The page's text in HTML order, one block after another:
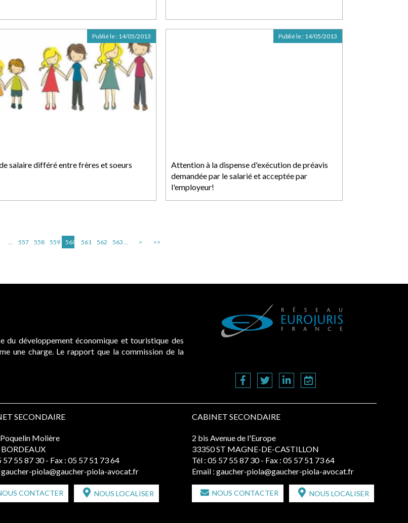
salaire différé entre frères et soeurs
Publié le : 14/05/2013
Attention à la dispense d'exécution de préavis
demandée par le salarié et acceptée par
l'employeur!
Publié le : 14/05/2013
... 557 558 559 560 561 562 563... > >>
du développement économique et touristique des
une charge. Le rapport que la commission de la
SECONDAIRE
Molière
57 55 87 30 - Fax : 05 57 51 73 64
gaucher-piola@gaucher-piola-avocat.fr
CONTACTER NOUS LOCALISER
CABINET SECONDAIRE
2 bis Avenue de l'Europe
33350 ST MAGNE-DE-CASTILLON
Tél : 05 57 55 87 30 - Fax : 05 57 51 73 64
Email : gaucher-piola@gaucher-piola-avocat.fr
NOUS CONTACTER NOUS LOCALISER